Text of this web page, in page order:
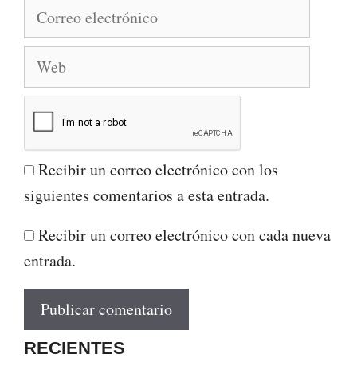
Correo
Web
Recibir un correo electrónico con los
siguientes comentarios a esta entrada.
Recibir un correo electrónico con cada nueva
entrada.
RECIENTES